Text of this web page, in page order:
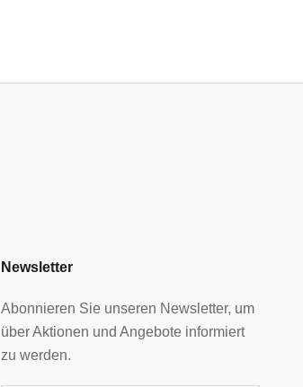
Newsletter
Abonnieren Sie unseren Newsletter, um
über Aktionen und Angebote informiert
zu werden.